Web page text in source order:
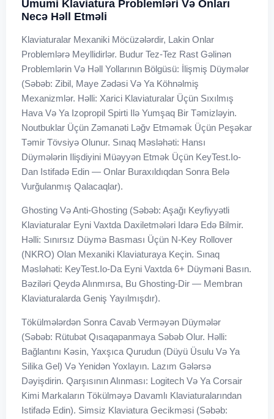
Ümumi Klaviatura Problemləri Və Onları
Necə Həll Etməli
Klaviaturalar Mexaniki Möcüzələrdir, Lakin Onlar
Problemlərə Meyllidirlər. Budur Tez-Tez Rast Gəlinən
Problemlərin Və Həll Yollarının Bölgüsü: İlişmiş Düymələr
(Səbəb: Zibil, Maye Zədəsi Və Ya Köhnəlmiş
Mexanizmlər. Həlli: Xarici Klaviaturalar Üçün Sıxılmış
Hava Və Ya Izopropil Spirti Ilə Yumşaq Bir Təmizləyin.
Noutbuklar Üçün Zəmanəti Ləğv Etməmək Üçün Peşəkar
Təmir Tövsiyə Olunur. Sınaq Məsləhəti: Hansı
Düymələrin Ilişdiyini Müəyyən Etmək Üçün KeyTest.io-
Dan Istifadə Edin — Onlar Buraxıldıqdan Sonra Belə
Vurğulanmış Qalacaqlar).
Ghosting Və Anti-Ghosting (Səbəb: Aşağı Keyfiyyətli
Klaviaturalar Eyni Vaxtda Daxiletmələri Idarə Edə Bilmir.
Həlli: Sınırsız Düymə Basması Üçün N-Key Rollover
(NKRO) Olan Mexaniki Klaviaturaya Keçin. Sınaq
Məsləhəti: KeyTest.io-Da Eyni Vaxtda 6+ Düyməni Basın.
Bəziləri Qeydə Alınmırsa, Bu Ghosting-Dir — Membran
Klaviaturalarda Geniş Yayılmışdır).
Tökülmələrdən Sonra Cavab Verməyən Düymələr
(Səbəb: Rütubət Qısaqapanmaya Səbəb Olur. Həlli:
Bağlantını Kəsin, Yaxşıca Qurudun (düyü Üsulu Və Ya
Silika Gel) Və Yenidən Yoxlayın. Lazım Gələrsə
Dəyişdirin. Qarşısının Alınması: Logitech Və Ya Corsair
Kimi Markaların Tökülməyə Davamlı Klaviaturalarından
Istifadə Edin). Simsiz Klaviatura Gecikməsi (Səbəb: